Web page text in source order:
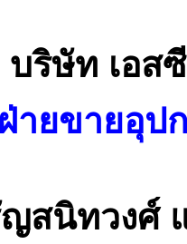
บริษัท เอส
ายขายอุป
สนิทวงศ์